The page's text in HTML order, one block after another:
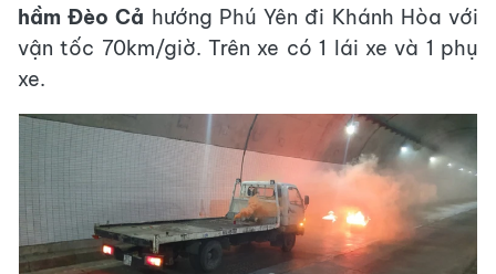
hầm Đèo Cả hướng Phú Yên đi Khánh Hòa với
vận tốc 70km/giờ. Trên xe có 1 lái xe và 1 phụ
xe.